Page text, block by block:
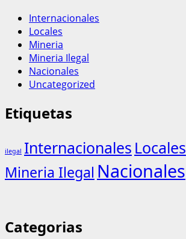
Internacionales
Locales
Mineria
Mineria Ilegal
Nacionales
Uncategorized
Etiquetas
ilegal Internacionales Locales
Mineria Ilegal Nacionales
Categorias